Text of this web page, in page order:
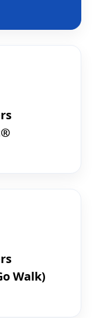
Walk)